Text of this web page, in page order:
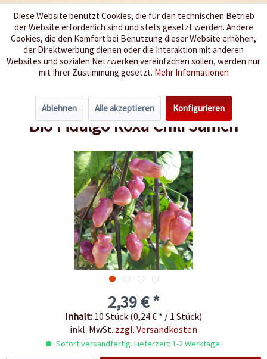
Wir würzen Ihr Leben
Menü
Übersicht Bio Chili-Samen
Bio Fidalgo Roxa Chili Samen
2,39 € *
Inhalt: 10 Stück (0,24 € * / 1 Stück)
inkl. MwSt. zzgl. Versandkosten
Sofort versandfertig. Lieferzeit: 1-2 Werktage.
Diese Website benutzt Cookies, die für den technischen Betrieb
der Website erforderlich sind und stets gesetzt werden. Andere
Cookies, die den Komfort bei Benutzung dieser Website erhöhen,
der Direktwerbung dienen oder die Interaktion mit anderen
Websites und sozialen Netzwerken vereinfachen sollen, werden nur
mit Ihrer Zustimmung gesetzt. Mehr Informationen
Ablehnen Alle akzeptieren Konfigurieren